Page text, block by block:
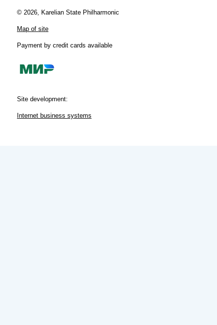
© 2026, Karelian State Philharmonic
Map of site
Payment by credit cards available
Site development:
Internet business systems